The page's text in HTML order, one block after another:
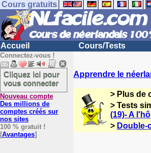
Cours gratuits
Accueil Cours/Tests
Connectez-vous !
Cliquez ici pour
vous connecter
Nouveau compte
Des millions de
comptes créés sur
nos sites
100 % gratuit !
[Avantages]
Apprendre le
> Plus de
> Tests
(19)- A
> Double-